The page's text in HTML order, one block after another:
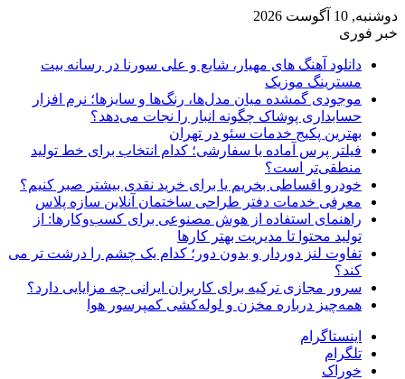
دوشنبه, 10 آگوست 2026
خبر فوری
دانلود آهنگ های مهیار، شایع و علی سورنا در رسانه بیت
مسترینگ موزیک
موجودی گمشده میان مدل‌ها، رنگ‌ها و سایزها؛ نرم افزار
حسابداری پوشاک چگونه انبار را نجات می‌دهد؟
بهترین پکیج خدمات سئو در تهران
فیلتر پرس آماده یا سفارشی؛ کدام انتخاب برای خط تولید
منطقی‌تر است؟
خودرو اقساطی بخریم یا برای خرید نقدی بیشتر صبر کنیم؟
معرفی خدمات دفتر طراحی ساختمان آنلاین سازه پلاس
راهنمای استفاده از هوش مصنوعی برای کسب‌وکارها: از
تولید محتوا تا مدیریت بهتر کارها
تفاوت لنز دوردار و بدون دور؛ کدام یک چشم را درشت تر می
کند؟
سرور مجازی ترکیه برای کاربران ایرانی چه مزایایی دارد؟
همه‌چیز درباره مخزن و لوله‌کشی کمپرسور هوا
اینستاگرام
تلگرام
خوراک